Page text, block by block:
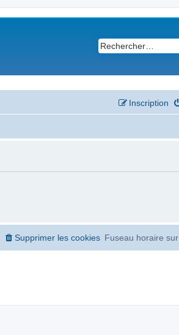
Inscription
Fuseau horaire sur
Supprimer les cookies